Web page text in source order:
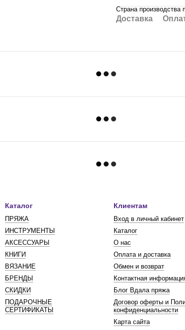
Страна производства
Доставка
Каталог
ПРЯЖА
ИНСТРУМЕНТЫ
АКСЕССУАРЫ
КНИГИ
ВЯЗАНИЕ
БРЕНДЫ
СКИДКИ
ПОДАРОЧНЫЕ
СЕРТИФИКАТЫ
Клиентам
Вход в личный кабинет
Каталог
О нас
Оплата и доставка
Обмен и возврат
Контактная
Блог Вдала пряжа
Договор оферты и
конфиденциальности
Карта сайта